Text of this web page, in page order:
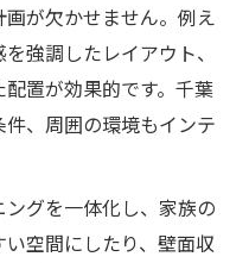
が欠かせません。例え
強調したレイアウト、
置が効果的です。千葉
、周囲の環境もインテ
グを一体化し、家族の
空間にしたり、壁面収